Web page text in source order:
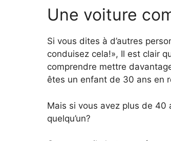
Une voiture
Si vous dites à d’autres
conduisez cela!», Il est clair
comprendre mettre
êtes un enfant de 30 ans en
Mais si vous avez plus de 40
quelqu’un?